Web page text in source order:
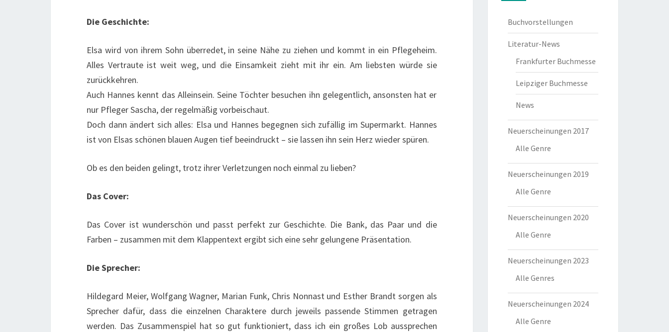
Die Geschichte:
Elsa wird von ihrem Sohn überredet, in seine Nähe zu ziehen und kommt in ein Pflegeheim.
Alles Vertraute ist weit weg, und die Einsamkeit zieht mit ihr ein. Am liebsten würde sie
zurückkehren.
Auch Hannes kennt das Alleinsein. Seine Töchter besuchen ihn gelegentlich, ansonsten hat er
nur Pfleger Sascha, der regelmäßig vorbeischaut.
Doch dann ändert sich alles: Elsa und Hannes begegnen sich zufällig im Supermarkt. Hannes
ist von Elsas schönen blauen Augen tief beeindruckt – sie lassen ihn sein Herz wieder spüren.
Ob es den beiden gelingt, trotz ihrer Verletzungen noch einmal zu lieben?
Das Cover:
Das Cover ist wunderschön und passt perfekt zur Geschichte. Die Bank, das Paar und die
Farben – zusammen mit dem Klappentext ergibt sich eine sehr gelungene Präsentation.
Die Sprecher:
Hildegard Meier, Wolfgang Wagner, Marian Funk, Chris Nonnast und Esther Brandt sorgen als
Sprecher dafür, dass die einzelnen Charaktere durch jeweils passende Stimmen getragen
werden. Das Zusammenspiel hat so gut funktioniert, dass ich ein großes Lob aussprechen
Buchvorstellungen
Literatur-News
Frankfurter Buchmesse
Leipziger Buchmesse
News
Neuerscheinungen 2017
Alle Genre
Neuerscheinungen 2019
Alle Genre
Neuerscheinungen 2020
Alle Genre
Neuerscheinungen 2023
Alle Genres
Neuerscheinungen 2024
Alle Genre